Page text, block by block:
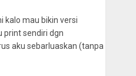
kalo mau bikin versi
print sendiri dgn
aku sebarluaskan (tanpa